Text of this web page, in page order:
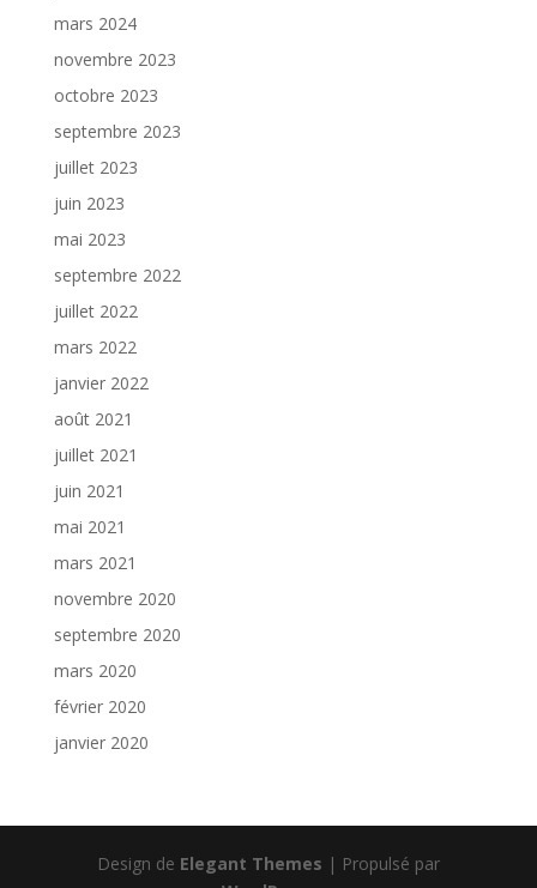
mars 2024
novembre 2023
octobre 2023
septembre 2023
juillet 2023
juin 2023
mai 2023
septembre 2022
juillet 2022
mars 2022
janvier 2022
août 2021
juillet 2021
juin 2021
mai 2021
mars 2021
novembre 2020
septembre 2020
mars 2020
février 2020
janvier 2020
Design de Elegant Themes | Propulsé par